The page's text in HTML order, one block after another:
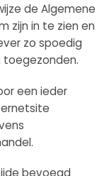
de Algemene
zijn in te zien en
zo spoedig
toegezonden.
een ieder